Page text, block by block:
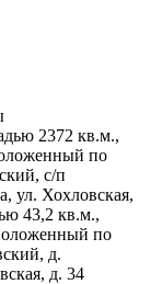
2372 кв.м.,
по
с/п
ул. Хохловская,
43,2 кв.м.,
по
д.
д. 34